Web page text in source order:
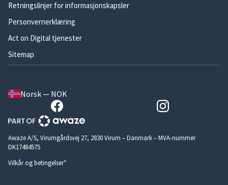
Retningslinjer for informasjonskapsler
Personvernerklæring
Act on Digital tjenester
Sitemap
Norsk — NOK
Awaze A/S, Virumgårdsvej 27, 2830 Virum – Danmark – MVA-nummer
DK17484575
Vilkår og betingelser*